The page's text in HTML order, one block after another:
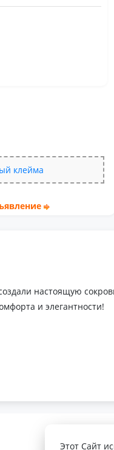
клейма
настоящую
и элегантности!
Этот Сайт